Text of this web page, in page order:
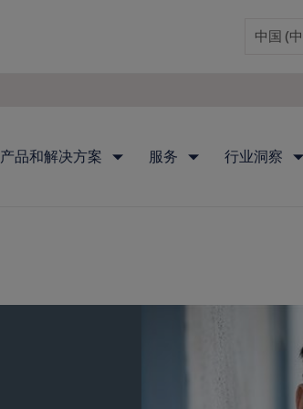
产品和解决方案 服务 行业洞察